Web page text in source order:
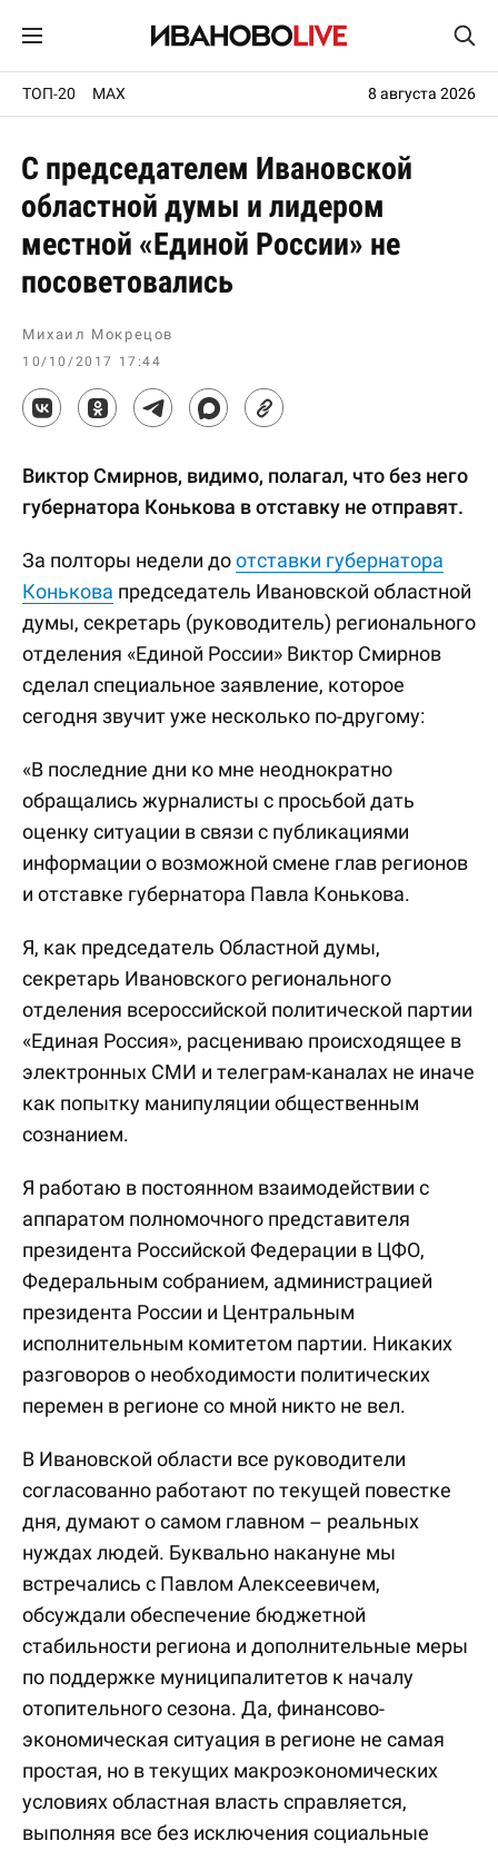
ТОП-20 MAX 8 августа 2026
С председателем Ивановской
областной думы и лидером
местной «Единой России» не
посоветовались
Михаил Мокрецов
10/10/2017 17:44
Виктор Смирнов, видимо, полагал, что без него
губернатора Конькова в отставку не отправят.
За полторы недели доотставки губернатора
Конькова председатель Ивановской областной
думы, секретарь (руководитель) регионального
отделения «Единой России» Виктор Смирнов
сделал специальное заявление, которое
сегодня звучит уже несколько по-другому:
«В последние дни ко мне неоднократно
обращались журналисты с просьбой дать
оценку ситуации в связи с публикациями
информации о возможной смене глав регионов
и отставке губернатора Павла Конькова.
Я, как председатель Областной думы,
секретарь Ивановского регионального
отделения всероссийской политической партии
«Единая Россия», расцениваю происходящее в
электронных СМИ и телеграм-каналах не иначе
как попытку манипуляции общественным
сознанием.
Я работаю в постоянном взаимодействии с
аппаратом полномочного представителя
президента Российской Федерации в ЦФО,
Федеральным собранием, администрацией
президента России и Центральным
исполнительным комитетом партии. Никаких
разговоров о необходимости политических
перемен в регионе со мной никто не вел.
В Ивановской области все руководители
согласованно работают по текущей повестке
дня, думают о самом главном – реальных
нуждах людей. Буквально накануне мы
встречались с Павлом Алексеевичем,
обсуждали обеспечение бюджетной
стабильности региона и дополнительные меры
по поддержке муниципалитетов к началу
отопительного сезона. Да, финансово-
экономическая ситуация в регионе не самая
простая, но в текущих макроэкономических
условиях областная власть справляется,
выполняя все без исключения социальные